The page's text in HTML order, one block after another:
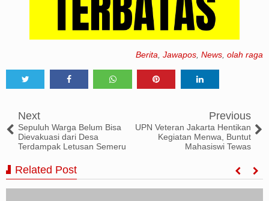
Berita Jawapos News olah raga
Next
Sepuluh Warga Belum Bisa
Dievakuasi dari Desa
Terdampak Letusan Semeru
Previous
UPN Veteran Jakarta Hentikan
Kegiatan Menwa, Buntut
Mahasiswi Tewas
Related Post